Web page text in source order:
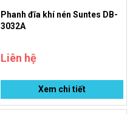
Phanh đĩa khí nén Suntes DB-
3032A
Liên hệ
Xem chi tiết